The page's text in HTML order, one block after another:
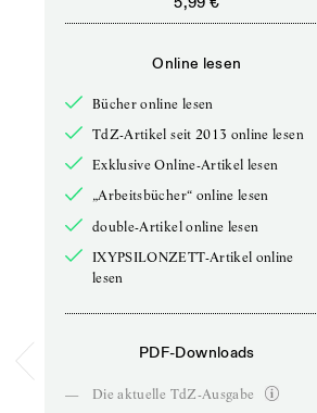
Online lesen
Bücher online lesen
TdZ-Artikel seit 2013 online lesen
Exklusive Online-Artikel lesen
„Arbeitsbücher“ online lesen
double-Artikel online lesen
IXYPSILONZETT-Artikel online
lesen
PDF-Downloads
—
Die aktuelle TdZ-Ausgabe